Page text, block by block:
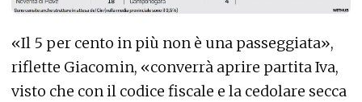
«Il 5 per cento in più non è una passeggiata»,
riflette Giacomin, «converrà aprire partita Iva,
visto che con il codice fiscale e la cedolare secca